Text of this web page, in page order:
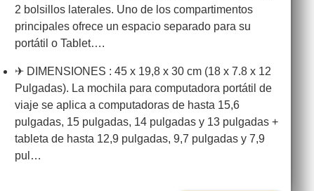
2 bolsillos laterales. Uno de los compartimentos
principales ofrece un espacio separado para su
portátil o Tablet….
✈ DIMENSIONES : 45 x 19,8 x 30 cm (18 x 7.8 x 12
Pulgadas). La mochila para computadora portátil de
viaje se aplica a computadoras de hasta 15,6
pulgadas, 15 pulgadas, 14 pulgadas y 13 pulgadas +
tableta de hasta 12,9 pulgadas, 9,7 pulgadas y 7,9
pul…